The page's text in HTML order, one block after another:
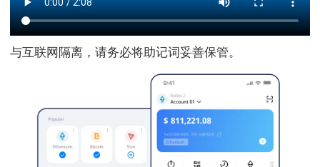
与互联网隔离，请务必将助记词妥善保管。